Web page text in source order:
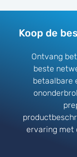
Koop de
Ontvang
beste
betaalbare
ervaring met